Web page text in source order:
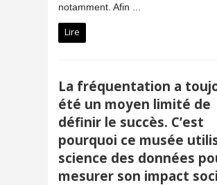
notamment. Afin ...
Lire
La fréquentation a
été un moyen limité de
définir le succès. C’est
pourquoi ce musée
science des données
mesurer son impact